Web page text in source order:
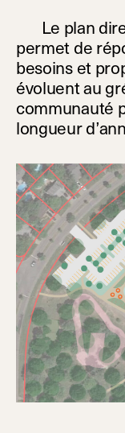
Le plan
permet de
besoins et
évoluent au
communauté
longueur